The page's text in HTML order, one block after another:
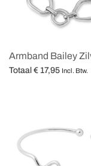
Armband Bailey
Totaal € 17,95 Incl. Btw.